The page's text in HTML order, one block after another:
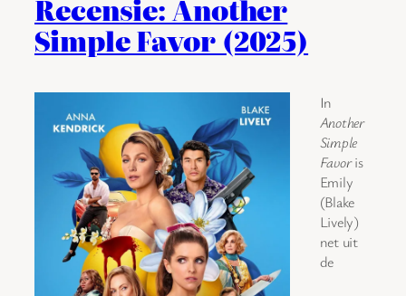
Recensie: Another
Simple Favor (2025)
In
Another
Simple
Favoris
Emily
(Blake
Lively)
net uit
de